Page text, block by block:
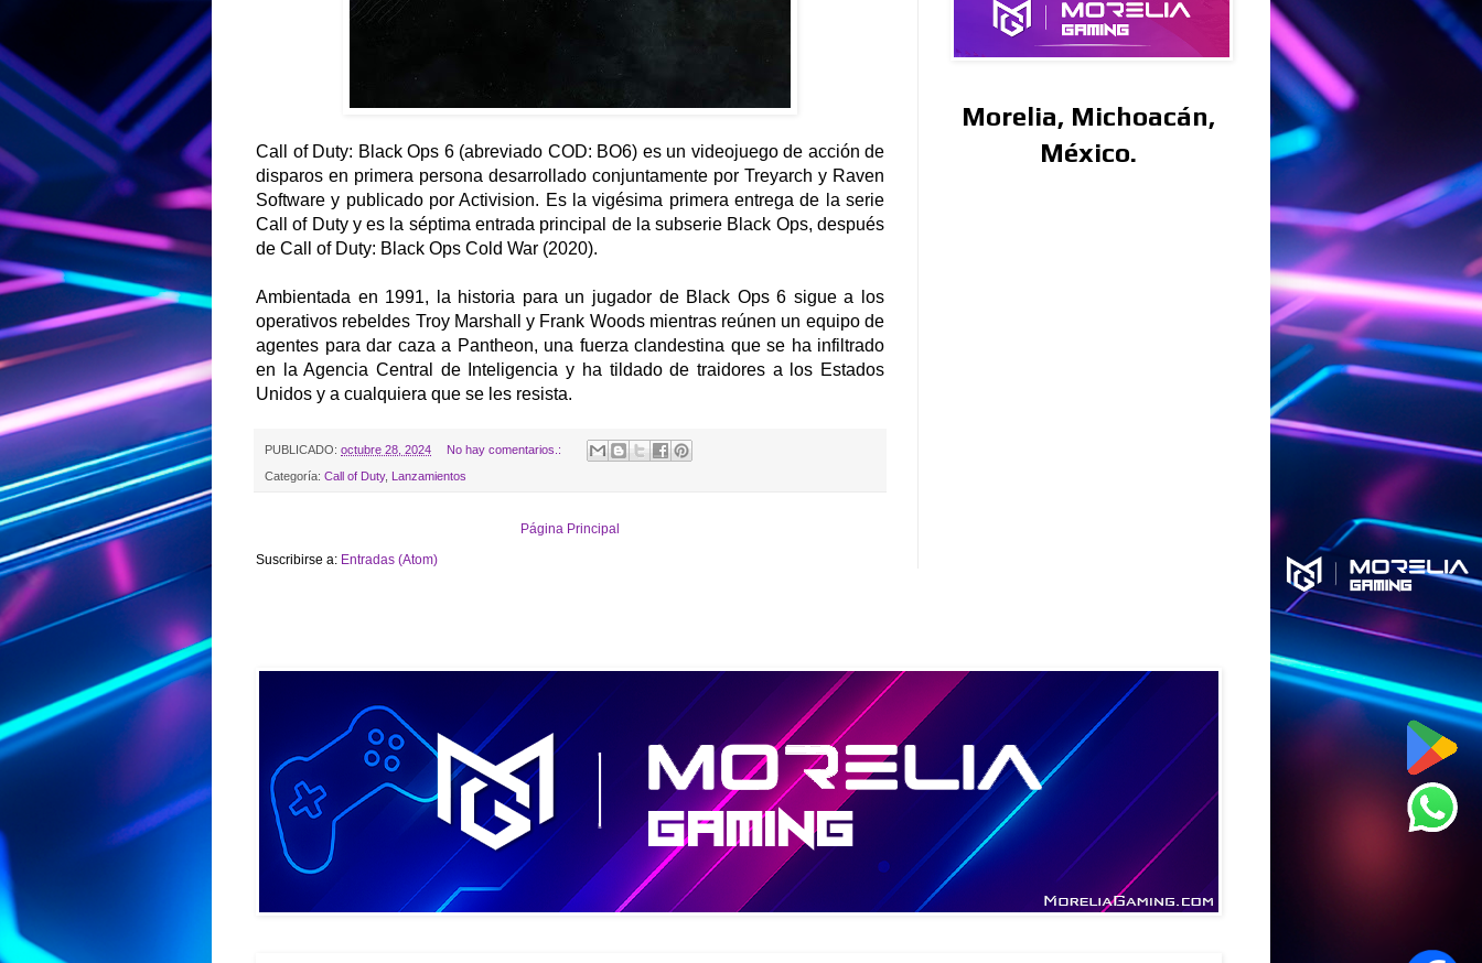
Call of Duty: Black Ops 6 (abreviado COD: BO6) es un videojuego de acción de
disparos en primera persona desarrollado conjuntamente por Treyarch y Raven
Software y publicado por Activision. Es la vigésima primera entrega de la serie
Call of Duty y es la séptima entrada principal de la subserie Black Ops, después
de Call of Duty: Black Ops Cold War (2020).
Ambientada en 1991, la historia para un jugador de Black Ops 6 sigue a los
operativos rebeldes Troy Marshall y Frank Woods mientras reúnen un equipo de
agentes para dar caza a Pantheon, una fuerza clandestina que se ha infiltrado
en la Agencia Central de Inteligencia y ha tildado de traidores a los Estados
Unidos y a cualquiera que se les resista.
PUBLICADO: octubre 28, 2024 No hay comentarios.:
Categoría: Call of Duty, Lanzamientos
Página Principal
Suscribirse a: Entradas (Atom)
Morelia, Michoacán,
México.